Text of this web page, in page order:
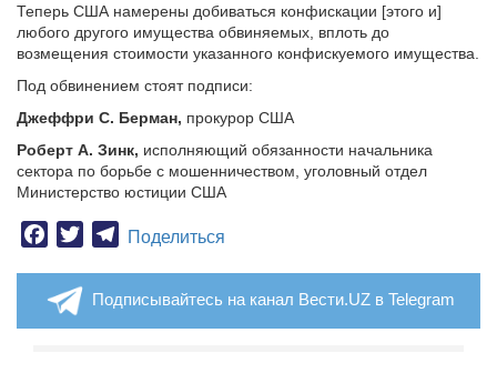
Теперь США намерены добиваться конфискации [этого и]
любого другого имущества обвиняемых, вплоть до
возмещения стоимости указанного конфискуемого имущества.
Под обвинением стоят подписи:
Джеффри С. Берман, прокурор США
Роберт А. Зинк, исполняющий обязанности начальника
сектора по борьбе с мошенничеством, уголовный отдел
Министерство юстиции США
Facebook
TwitterTelegram
Поделиться
Подписывайтесь на канал Вести.UZ в Telegram